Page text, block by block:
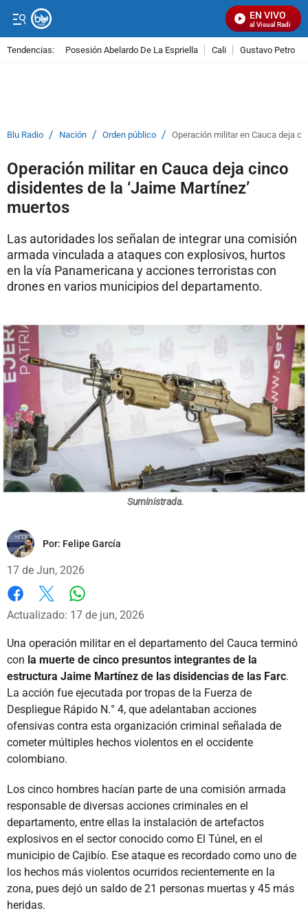
EN VIVO
Señal Visual Radio
Tendencias: Posesión Abelardo De La Espriella Cali Gustavo Petro
Blu Radio / Nación / Orden público / Operación militar en Cauca deja
Operación militar en Cauca deja cinco
disidentes de la ‘Jaime Martínez’
muertos
Las autoridades los señalan de integrar una comisión
armada vinculada a ataques con explosivos, hurtos
en la vía Panamericana y acciones terroristas con
drones en varios municipios del departamento.
Suministrada.
Por: Felipe García
17 de Jun, 2026
Facebook
X
Actualizado: 17 de jun, 2026
Una operación militar en el departamento del Cauca terminó
con la muerte de cinco presuntos integrantes de la
estructura Jaime Martínez de las disidencias de las Farc.
La acción fue ejecutada por tropas de la Fuerza de
Despliegue Rápido N.° 4, que adelantaban acciones
ofensivas contra esta organización criminal señalada de
cometer múltiples hechos violentos en el occidente
colombiano.
Los cinco hombres hacían parte de una comisión armada
responsable de diversas acciones criminales en el
departamento, entre ellas la instalación de artefactos
explosivos en el sector conocido como El Túnel, en el
municipio de Cajibío. Ese ataque es recordado como uno de
los hechos más violentos ocurridos recientemente en la
zona, pues dejó un saldo de 21 personas muertas y 45 más
heridas.